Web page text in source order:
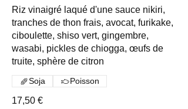
Riz vinaigré laqué d'une sauce nikiri,
tranches de thon frais, avocat, furikake,
ciboulette, shiso vert, gingembre,
wasabi, pickles de chiogga, œufs de
truite, sphère de citron
17,50 €
Soja Poisson